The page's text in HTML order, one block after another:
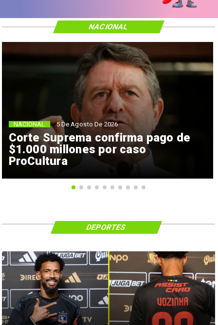
Corte Suprema confirma pago de
$1.000 millones por caso
ProCultura
NACIONAL 5 De Agosto De 2026
NACIONAL
DEPORTES